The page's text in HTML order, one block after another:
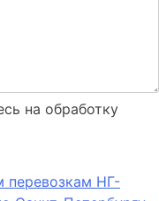
на обработку